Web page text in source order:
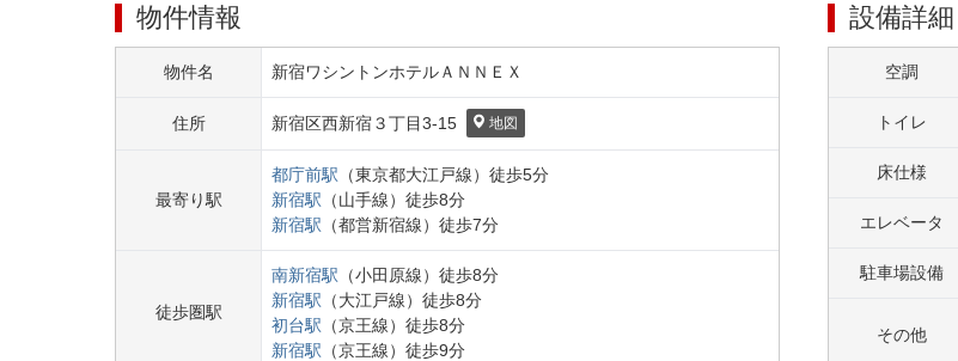
物件情報
物件名 新宿ワシントンホテルＡＮＮＥＸ
住所 新宿区西新宿３丁目3-15 地図
最寄り駅
都庁前駅 （東京都大江戸線） 徒歩5分
新宿駅 （山手線） 徒歩8分
新宿駅 （都営新宿線） 徒歩7分
徒歩圏駅
南新宿駅 （小田原線） 徒歩8分
新宿駅 （大江戸線） 徒歩8分
初台駅 （京王線） 徒歩8分
新宿駅 （京王線） 徒歩9分
設備詳細
空調
トイレ
床仕様
エレベータ
駐車場設備
その他